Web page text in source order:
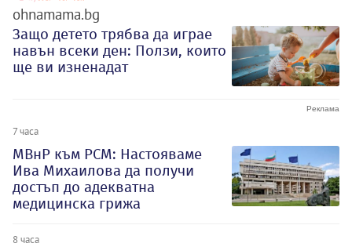
ohnamama.bg
Защо детето трябва да играе
навън всеки ден: Ползи, които
ще ви изненадат
7 часа
МВнР към РСМ: Настояваме
Ива Михаилова да получи
достъп до адекватна
медицинска грижа
8 часа